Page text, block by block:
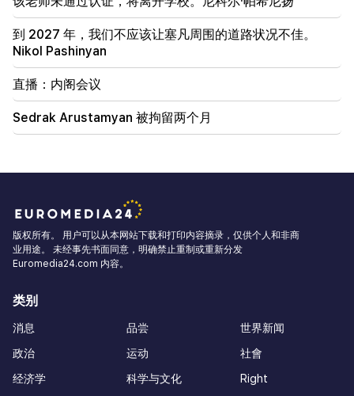
到 2027 年，我们不应该让塞凡周围的道路状况不佳。
Nikol Pashinyan
直播：内阁会议
Sedrak Arustamyan 被拘留两个月
版权所有。 用户可以从本网站下载和打印内容摘录，仅供个人和非商
业用途。 未经事先书面同意，明确禁止重制或重新分发
Euromedia24.com 内容。
类别
消息
政治
经济学
品尝
运动
科学与文化
世界新闻
社會
Right